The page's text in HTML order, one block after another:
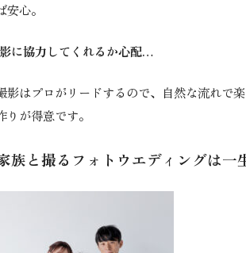
心。
に協力してくれるか心配…
はプロがリードするので、自然な流れで
りが得意です。
族と撮るフォトウエディングは一